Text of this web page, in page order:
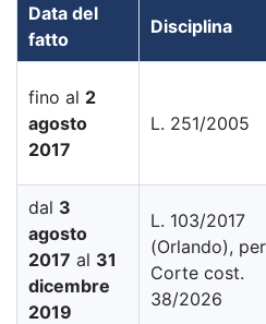
Data del
fatto
Disciplina
fino al 2
agosto
2017
L. 251/2005
dal 3
agosto
2017 al 31
dicembre
2019
L. 103/2017
(Orlando), per
Corte cost.
38/2026